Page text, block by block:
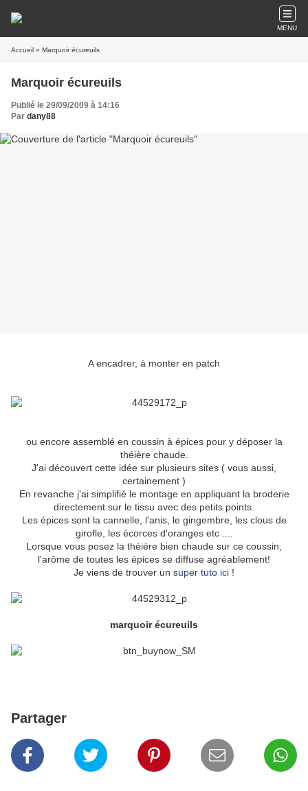
MENU
Accueil » Marquoir écureuils
Marquoir écureuils
Publié le 29/09/2009 à 14:16
Par dany88
A encadrer, à monter en patch
ou encore assemblé en coussin à épices pour y déposer la
théière chaude.
J'ai découvert cette idée sur plusieurs sites ( vous aussi,
certainement )
En revanche j'ai simplifié le montage en appliquant la broderie
directement sur le tissu avec des petits points.
Les épices sont la cannelle, l'anis, le gingembre, les clous de
girofle, les écorces d'oranges etc ....
Lorsque vous posez la théière bien chaude sur ce coussin,
l'arôme de toutes les épices se diffuse agréablement!
Je viens de trouver un super tuto ici !
marquoir écureuils
Partager